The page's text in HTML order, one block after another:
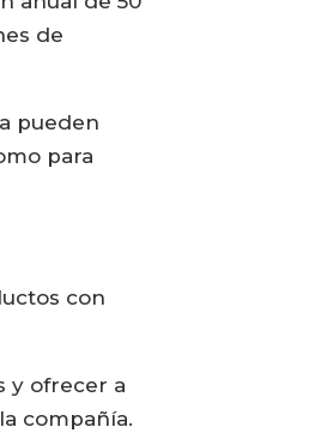
de
pueden
para
con
y ofrecer a
compañía.